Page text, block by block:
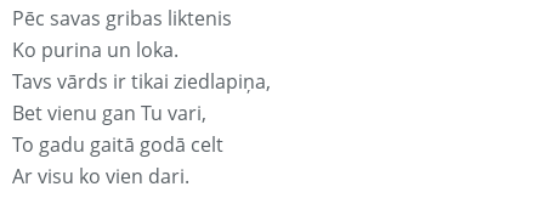
Pēc savas gribas liktenis
Ko purina un loka.
Tavs vārds ir tikai ziedlapiņa,
Bet vienu gan Tu vari,
To gadu gaitā godā celt
Ar visu ko vien dari.